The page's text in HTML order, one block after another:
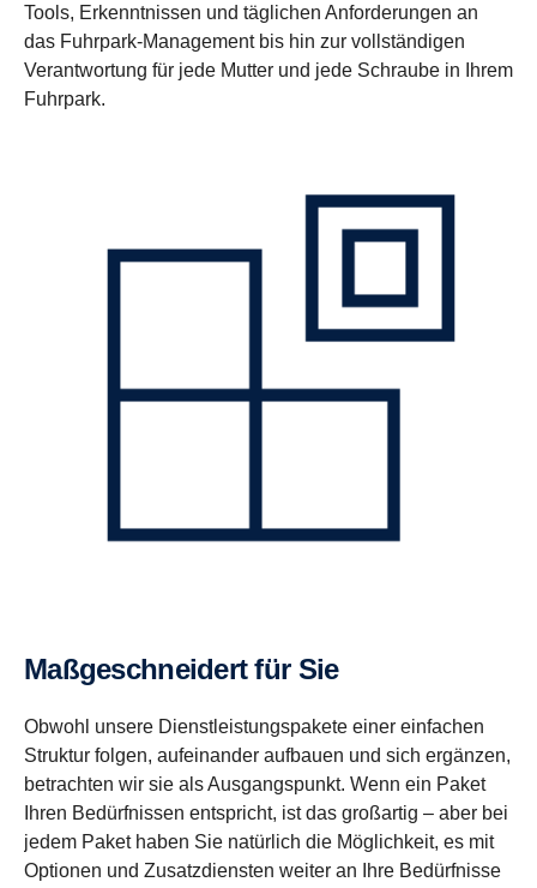
Tools, Erkenntnissen und täglichen Anforderungen an
das Fuhrpark-Management bis hin zur vollständigen
Verantwortung für jede Mutter und jede Schraube in Ihrem
Fuhrpark.
Maßgeschneidert für Sie
Obwohl unsere Dienstleistungspakete einer einfachen
Struktur folgen, aufeinander aufbauen und sich ergänzen,
betrachten wir sie als Ausgangspunkt. Wenn ein Paket
Ihren Bedürfnissen entspricht, ist das großartig – aber bei
jedem Paket haben Sie natürlich die Möglichkeit, es mit
Optionen und Zusatzdiensten weiter an Ihre Bedürfnisse